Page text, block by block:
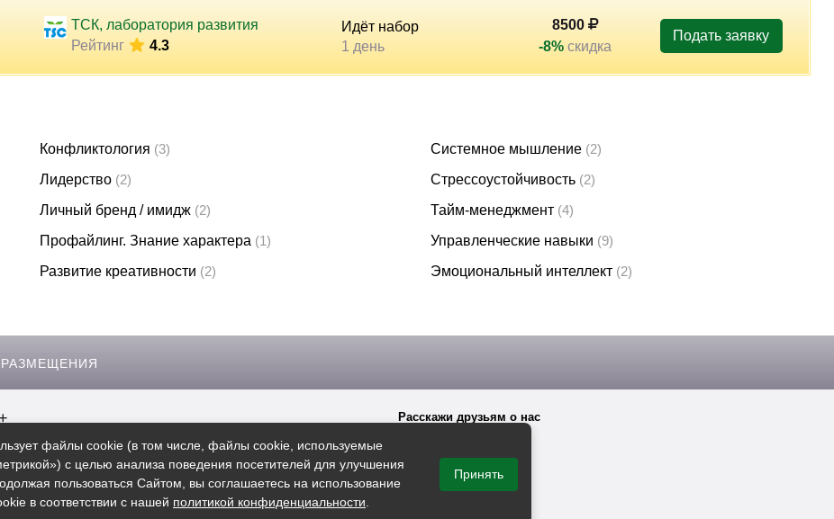
ТСК, лаборатория развития
Рейтинг
4.3
Идёт набор
1 день
8500
-8% скидка
Подать заявку
Конфликтология (3)
Лидерство (2)
Личный бренд / имидж (2)
Профайлинг. Знание характера (1)
Развитие креативности (2)
Системное мышление (2)
Стрессоустойчивость (2)
Тайм-менеджмент (4)
Управленческие навыки (9)
Эмоциональный интеллект (2)
гиперссылки на сайтBonsk.ru
Расскажи друзьям о нас
файлы cookie (в том числе, файлы cookie, используемые
с целью анализа поведения посетителей для улучшения
пользоваться Сайтом, вы соглашаетесь на использование
в соответствии с нашей политикой конфиденциальности
Принять